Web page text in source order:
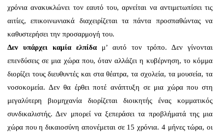
χρόνια ανακυκλώνει τον εαυτό του, αρνείται να αντιμετωπίσει τις
αιτίες, επικοινωνιακά διαχειρίζεται τα πάντα προσπαθώντας να
καθυστερήσει την προσαρμογή του.
Δεν υπάρχει καμία ελπίδαμ’ αυτό τον τρόπο. Δεν γίνονται
επενδύσεις σε μια χώρα που, όταν αλλάζει η κυβέρνηση, το κόμμα
διορίζει τους διευθυντές και στα θέατρα, τα σχολεία, τα μουσεία, τα
νοσοκομεία. Δεν θα έρθει ποτέ ανάπτυξη σε μια χώρα που στη
μεγαλύτερη βιομηχανία διορίζεται διοικητής ένας κομματικός
συνδικαλιστής. Δεν μπορεί να ξεπεράσει τα προβλήματά της μια
χώρα που η δικαιοσύνη απονέμεται σε 15 χρόνια. 4 μήνες τώρα, οι